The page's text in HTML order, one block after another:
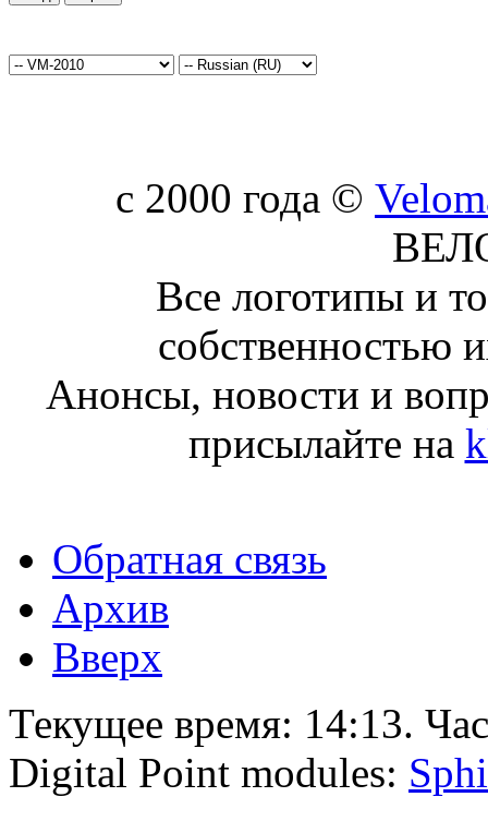
c 2000 года ©
Все логотипы и
собственностью
Анонсы, новости и
присылайте на
Обратная связь
Архив
Вверх
Текущее время: 14:13.
Digital Point modules: